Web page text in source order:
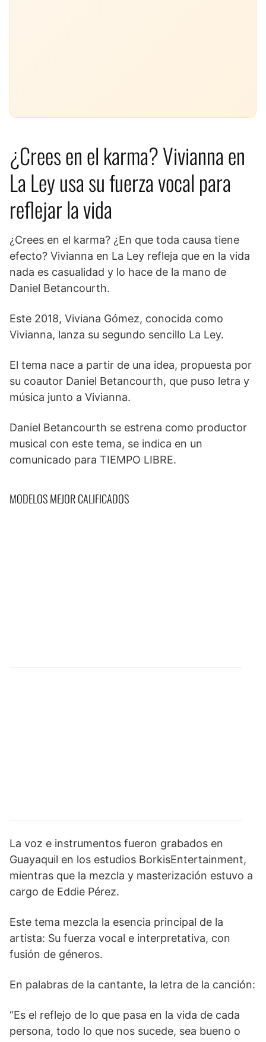
¿Crees en el karma? Vivianna en
La Ley usa su fuerza vocal para
reflejar la vida
¿Crees en el karma? ¿En que toda causa tiene
efecto? Vivianna en La Ley refleja que en la vida
nada es casualidad y lo hace de la mano de
Daniel Betancourth.
Este 2018, Viviana Gómez, conocida como
Vivianna, lanza su segundo sencillo La Ley.
El tema nace a partir de una idea, propuesta por
su coautor Daniel Betancourth, que puso letra y
música junto a Vivianna.
Daniel Betancourth se estrena como productor
musical con este tema, se indica en un
comunicado para TIEMPO LIBRE.
MODELOS MEJOR CALIFICADOS
La voz e instrumentos fueron grabados en
Guayaquil en los estudios BorkisEntertainment,
mientras que la mezcla y masterización estuvo a
cargo de Eddie Pérez.
Este tema mezcla la esencia principal de la
artista: Su fuerza vocal e interpretativa, con
fusión de géneros.
En palabras de la cantante, la letra de la canción:
“Es el reflejo de lo que pasa en la vida de cada
persona, todo lo que nos sucede, sea bueno o